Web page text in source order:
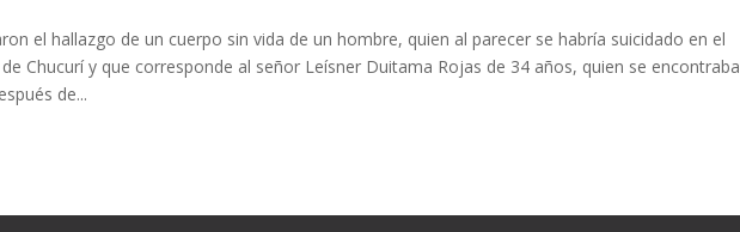
el hallazgo de un cuerpo sin vida de un hombre, quien al parecer se habría suicidado en el
Chucurí y que corresponde al señor Leísner Duitama Rojas de 34 años, quien se encontraba
de...